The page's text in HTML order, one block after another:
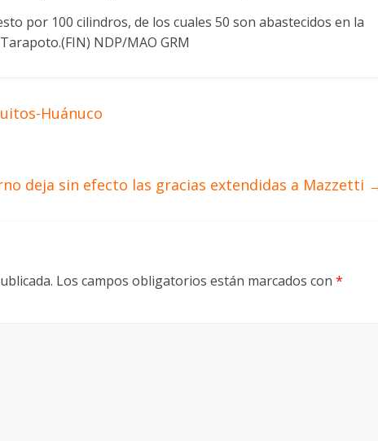
por 100 cilindros, de los cuales 50 son abastecidos en la
NDP/MAO GRM
Huánuco
deja sin efecto las gracias extendidas a Mazzetti
Los campos obligatorios están marcados con *